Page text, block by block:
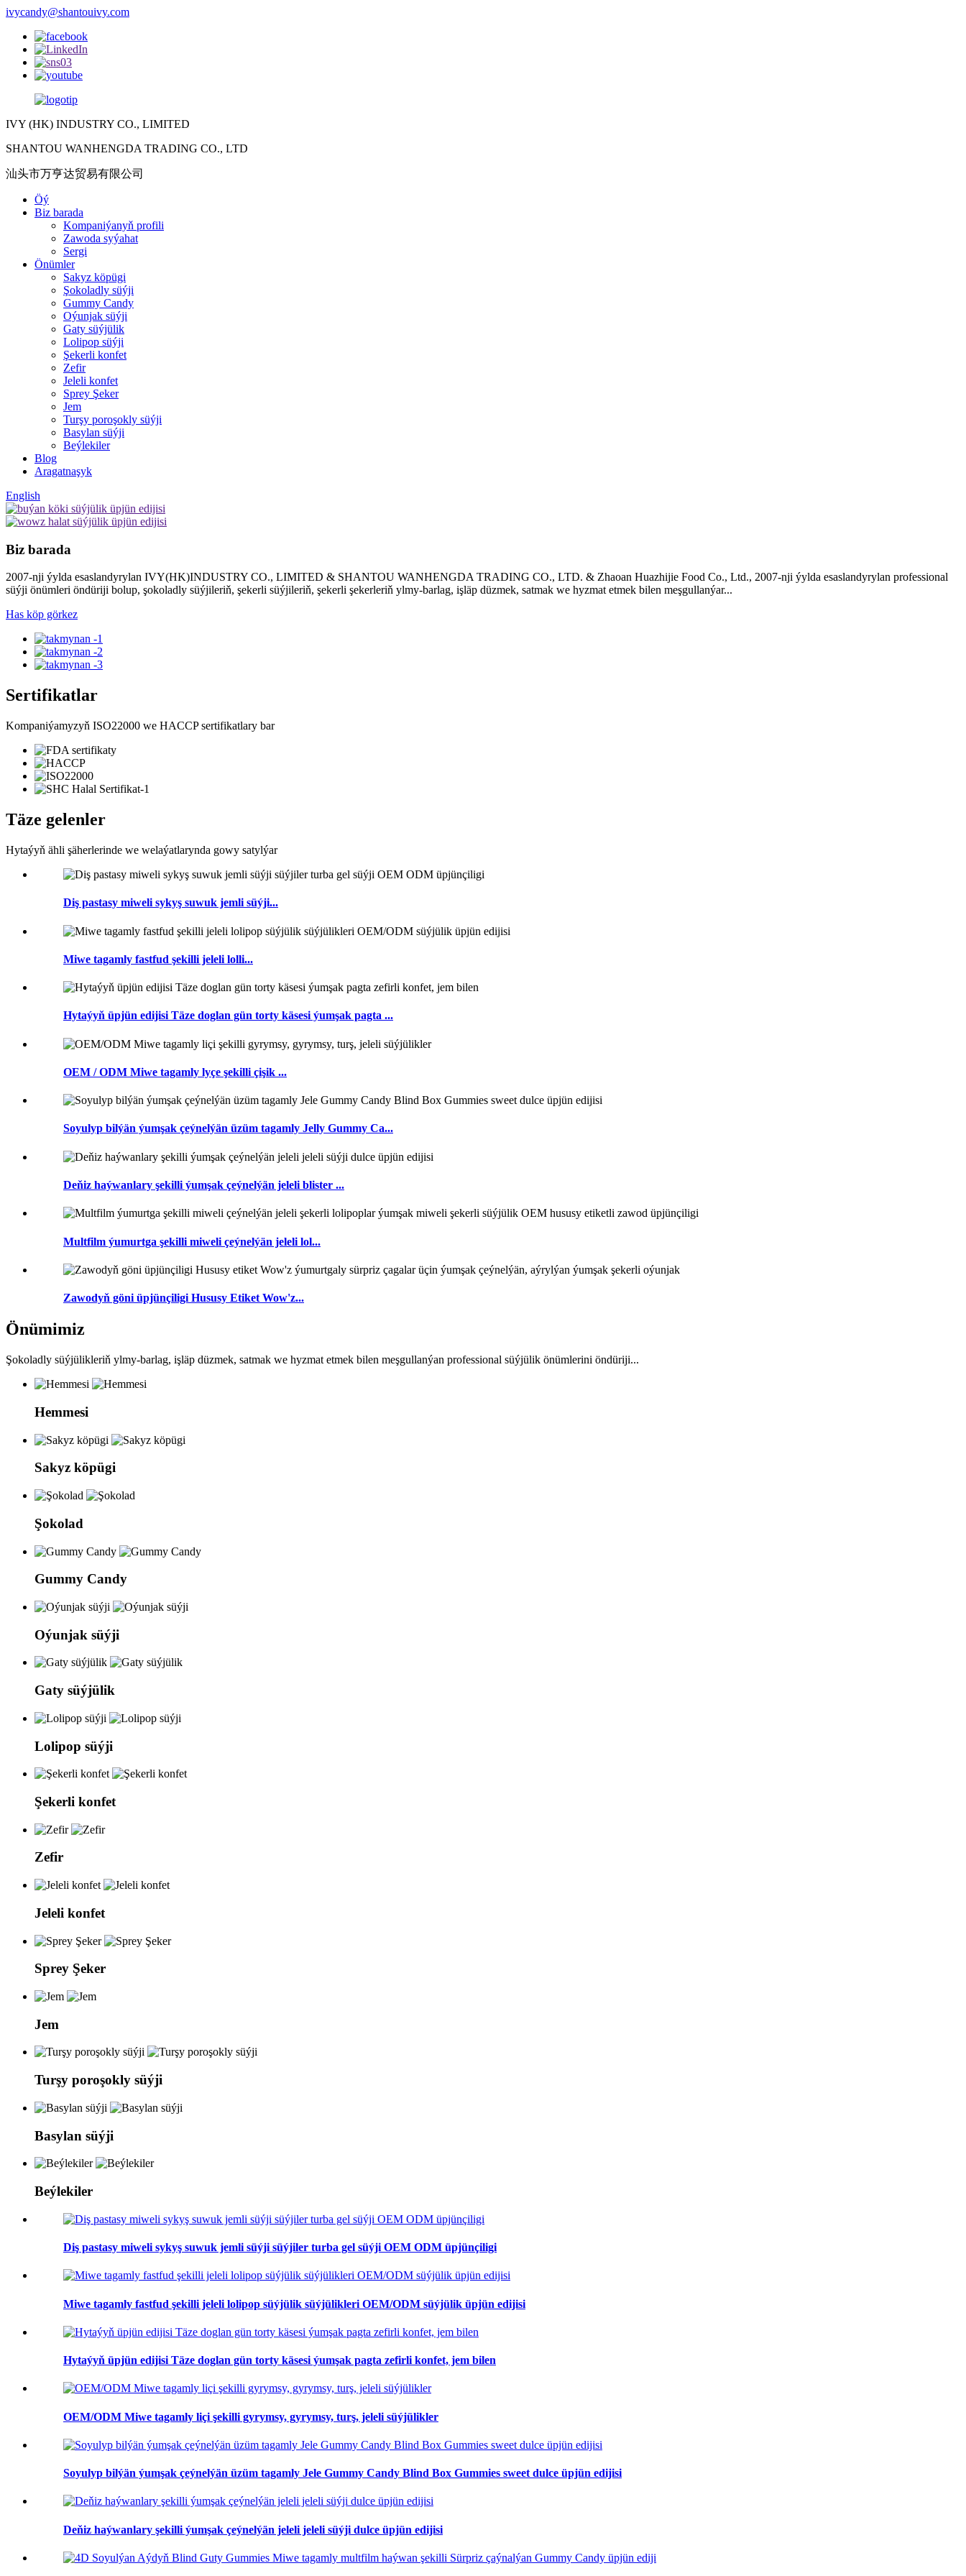
ivycandy@shantouivy.com
IVY (HK) INDUSTRY CO., LIMITED
SHANTOU WANHENGDA TRADING CO., LTD
汕头市万亨达贸易有限公司
Öý
Biz barada
Kompaniýanyň profili
Zawoda syýahat
Sergi
Önümler
Sakyz köpügi
Şokoladly süýji
Gummy Candy
Oýunjak süýji
Gaty süýjülik
Lolipop süýji
Şekerli konfet
Zefir
Jeleli konfet
Sprey Şeker
Jem
Turşy poroşokly süýji
Basylan süýji
Beýlekiler
Blog
Aragatnaşyk
English
Biz barada
2007-nji ýylda esaslandyrylan IVY(HK)INDUSTRY CO., LIMITED & SHANTOU WANHENGDA TRADING CO., LTD. & Zhaoan Huazhijie Food Co., Ltd., 2007-nji ýylda esaslandyrylan professional
süýji önümleri öndüriji bolup, şokoladly süýjileriň, şekerli süýjileriň, şekerli şekerleriň ylmy-barlag, işläp düzmek, satmak we hyzmat etmek bilen meşgullanýar...
Has köp görkez
Sertifikatlar
Kompaniýamyzyň ISO22000 we HACCP sertifikatlary bar
Täze gelenler
Hytaýyň ähli şäherlerinde we welaýatlarynda gowy satylýar
Diş pastasy miweli sykyş suwuk jemli süýji...
Miwe tagamly fastfud şekilli jeleli lolli...
Hytaýyň üpjün edijisi Täze doglan gün torty käsesi ýumşak pagta ...
OEM / ODM Miwe tagamly lyçe şekilli çişik ...
Soyulyp bilýän ýumşak çeýnelýän üzüm tagamly Jelly Gummy Ca...
Deňiz haýwanlary şekilli ýumşak çeýnelýän jeleli blister ...
Multfilm ýumurtga şekilli miweli çeýnelýän jeleli lol...
Zawodyň göni üpjünçiligi Hususy Etiket Wow'z...
Önümimiz
Şokoladly süýjülikleriň ylmy-barlag, işläp düzmek, satmak we hyzmat etmek bilen meşgullanýan professional süýjülik önümlerini öndüriji...
Hemmesi
Sakyz köpügi
Şokolad
Gummy Candy
Oýunjak süýji
Gaty süýjülik
Lolipop süýji
Şekerli konfet
Zefir
Jeleli konfet
Sprey Şeker
Jem
Turşy poroşokly süýji
Basylan süýji
Beýlekiler
Diş pastasy miweli sykyş suwuk jemli süýji süýjiler turba gel süýji OEM ODM üpjünçiligi
Miwe tagamly fastfud şekilli jeleli lolipop süýjülik süýjülikleri OEM/ODM süýjülik üpjün edijisi
Hytaýyň üpjün edijisi Täze doglan gün torty käsesi ýumşak pagta zefirli konfet, jem bilen
OEM/ODM Miwe tagamly liçi şekilli gyrymsy, gyrymsy, turş, jeleli süýjülikler
Soyulyp bilýän ýumşak çeýnelýän üzüm tagamly Jele Gummy Candy Blind Box Gummies sweet dulce üpjün edijisi
Deňiz haýwanlary şekilli ýumşak çeýnelýän jeleli jeleli süýji dulce üpjün edijisi